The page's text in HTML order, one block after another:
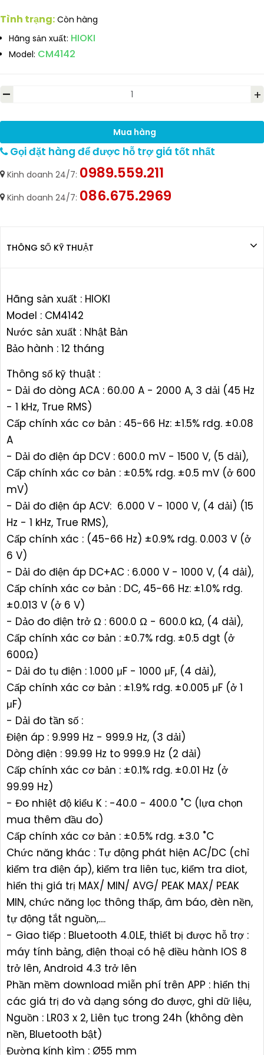
Tình trạng: Còn hàng
Hãng sản xuất: HIOKI
Model: CM4142
- +
Mua hàng
Gọi đặt hàng để được hỗ trợ giá tốt nhất
Kinh doanh 24/7: 0989.559.211
Kinh doanh 24/7: 086.675.2969
THÔNG SỐ KỸ THUẬT
Hãng sản xuất : HIOKI
Model : CM4142
Nước sản xuất : Nhật Bản
Bảo hành : 12 tháng
Thông số kỹ thuật :
- Dải đo dòng ACA : 60.00 A - 2000 A, 3 dải (45 Hz
- 1 kHz, True RMS)
Cấp chính xác cơ bản : 45-66 Hz: ±1.5% rdg. ±0.08
A
- Dải đo điện áp DCV : 600.0 mV - 1500 V, (5 dải),
Cấp chính xác cơ bản : ±0.5% rdg. ±0.5 mV (ở 600
mV)
- Dải đo điện áp ACV: 6.000 V - 1000 V, (4 dải) (15
Hz - 1 kHz, True RMS),
Cấp chính xác : (45-66 Hz) ±0.9% rdg. 0.003 V (ở
6 V)
- Dải đo điện áp DC+AC : 6.000 V - 1000 V, (4 dải),
Cấp chính xác cơ bản : DC, 45-66 Hz: ±1.0% rdg.
±0.013 V (ở 6 V)
- Dảo đo điện trở Ω : 600.0 Ω - 600.0 kΩ, (4 dải),
Cấp chính xác cơ bản : ±0.7% rdg. ±0.5 dgt (ở
600Ω)
- Dải đo tụ điện : 1.000 μF - 1000 μF, (4 dải),
Cấp chính xác cơ bản : ±1.9% rdg. ±0.005 μF (ở 1
μF)
- Dải đo tần số :
Điện áp : 9.999 Hz - 999.9 Hz, (3 dải)
Dòng điện : 99.99 Hz to 999.9 Hz (2 dải)
Cấp chính xác cơ bản : ±0.1% rdg. ±0.01 Hz (ở
99.99 Hz)
- Đo nhiệt độ kiểu K : -40.0 - 400.0 ˚C (lựa chọn
mua thêm đầu đo)
Cấp chính xác cơ bản : ±0.5% rdg. ±3.0 ˚C
Chức năng khác : Tự động phát hiện AC/DC (chỉ
kiểm tra điện áp), kiểm tra liên tục, kiểm tra diot,
hiển thị giá trị MAX/ MIN/ AVG/ PEAK MAX/ PEAK
MIN, chức năng lọc thông thấp, âm báo, đèn nền,
tự động tắt nguồn,....
- Giao tiếp : Bluetooth 4.0LE, thiết bị được hỗ trợ :
máy tính bảng, điện thoại có hệ điều hành IOS 8
trở lên, Android 4.3 trở lên
Phần mềm download miễn phí trên APP : hiển thị
các giá trị đo và dạng sóng đo được, ghi dữ liệu,
Nguồn : LR03 x 2, Liên tục trong 24h (không đèn
nền, Bluetooth bật)
Đường kính kìm : Ø55 mm